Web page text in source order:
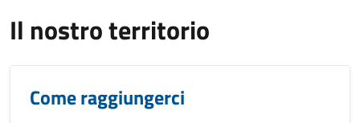
Il nostro territorio
Come raggiungerci